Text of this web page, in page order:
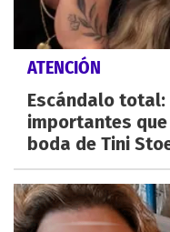
ATENCIÓN
Escándalo
importantes
boda de Tini